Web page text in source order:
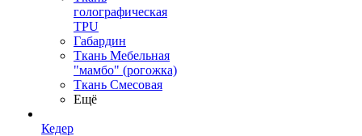
голографическая
TPU
Габардин
Ткань Мебельная
"мамбо" (рогожка)
Ткань Смесовая
Ещё
Кедер